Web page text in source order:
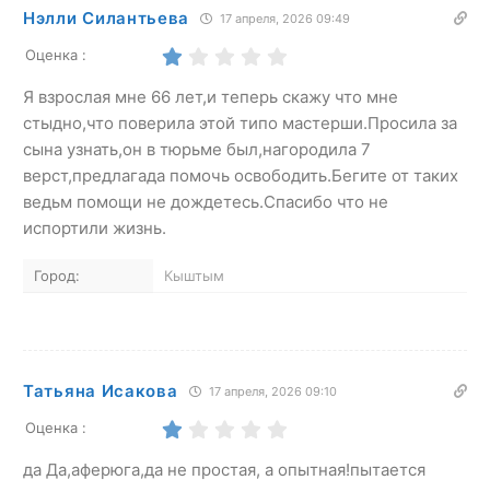
Нэлли Силантьева 17 апреля, 2026 09:49
Оценка :
Я взрослая мне 66 лет,и теперь скажу что мне
стыдно,что поверила этой типо мастерши.Просила за
сына узнать,он в тюрьме был,нагородила 7
верст,предлагада помочь освободить.Бегите от таких
ведьм помощи не дождетесь.Спасибо что не
испортили жизнь.
Город: Кыштым
Татьяна Исакова 17 апреля, 2026 09:10
Оценка :
да Да,аферюга,да не простая, а опытная!пытается